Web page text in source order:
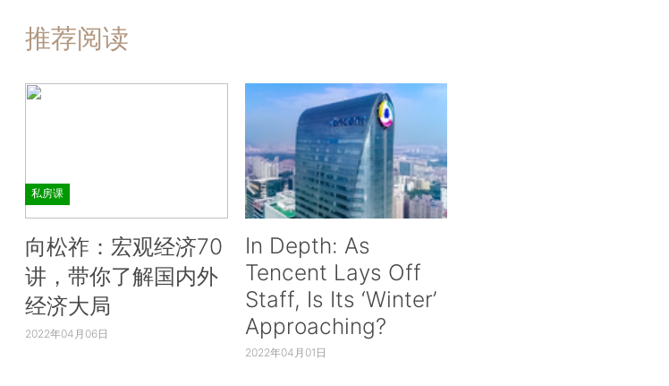
推荐阅读
私房课
向松祚：宏观经济70
讲，带你了解国内外
经济大局
2022年04月06日
In Depth: As
Tencent Lays Off
Staff, Is Its ‘Winter’
Approaching?
2022年04月01日